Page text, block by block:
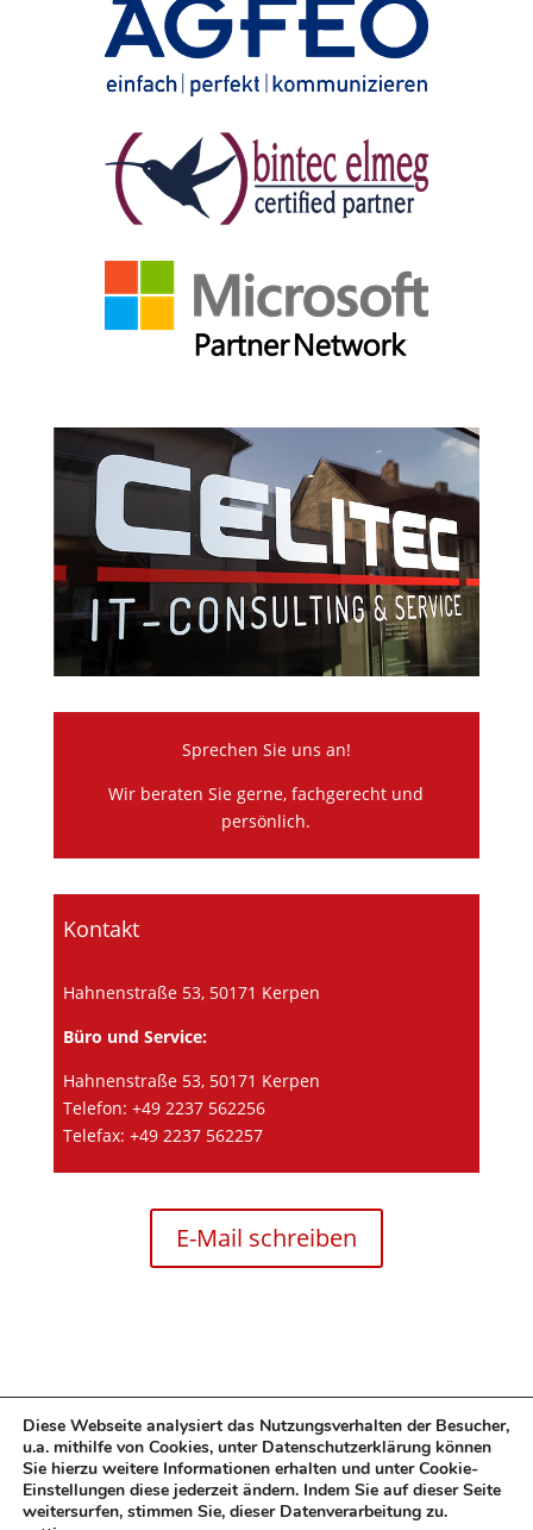
Sprechen Sie uns an!
Wir beraten Sie gerne, fachgerecht und
persönlich.
Kontakt
Hahnenstraße 53, 50171 Kerpen
Büro und Service:
Hahnenstraße 53, 50171 Kerpen
Telefon: +49 2237 562256
Telefax: +49 2237 562257
E-Mail schreiben
Datenschutzerklärung Impressum Kontakt
Diese Webseite analysiert das Nutzungsverhalten der Besucher,
u.a. mithilfe von Cookies, unter Datenschutzerklärung können
Sie hierzu weitere Informationen erhalten und unter Cookie-
Einstellungen diese jederzeit ändern. Indem Sie auf dieser Seite
weitersurfen, stimmen Sie, dieser Datenverarbeitung zu.